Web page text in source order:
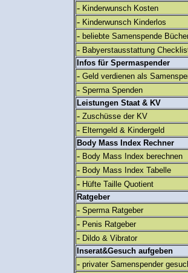
- Kinderwunsch Kosten
- Kinderwunsch Kinderlos
- beliebte Samenspende
- Babyerstausstattung
Infos für Spermaspender
- Geld verdienen als
- Sperma Spenden
Leistungen Staat & KV
- Zuschüsse der KV
- Elterngeld & Kindergeld
Body Mass Index Rechner
- Body Mass Index berechnen
- Body Mass Index Tabelle
- Hüfte Taille Quotient
Ratgeber
- Sperma Ratgeber
- Penis Ratgeber
- Dildo & Vibrator
Inserat&Gesuch aufgeben
- privater Samenspender